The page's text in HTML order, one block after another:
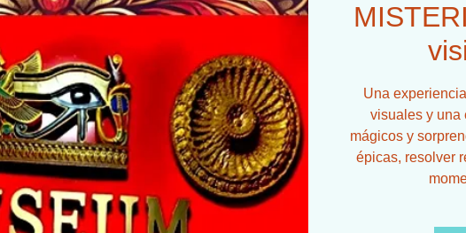
Una
visuales y una
mágicos y
épicas, resolver